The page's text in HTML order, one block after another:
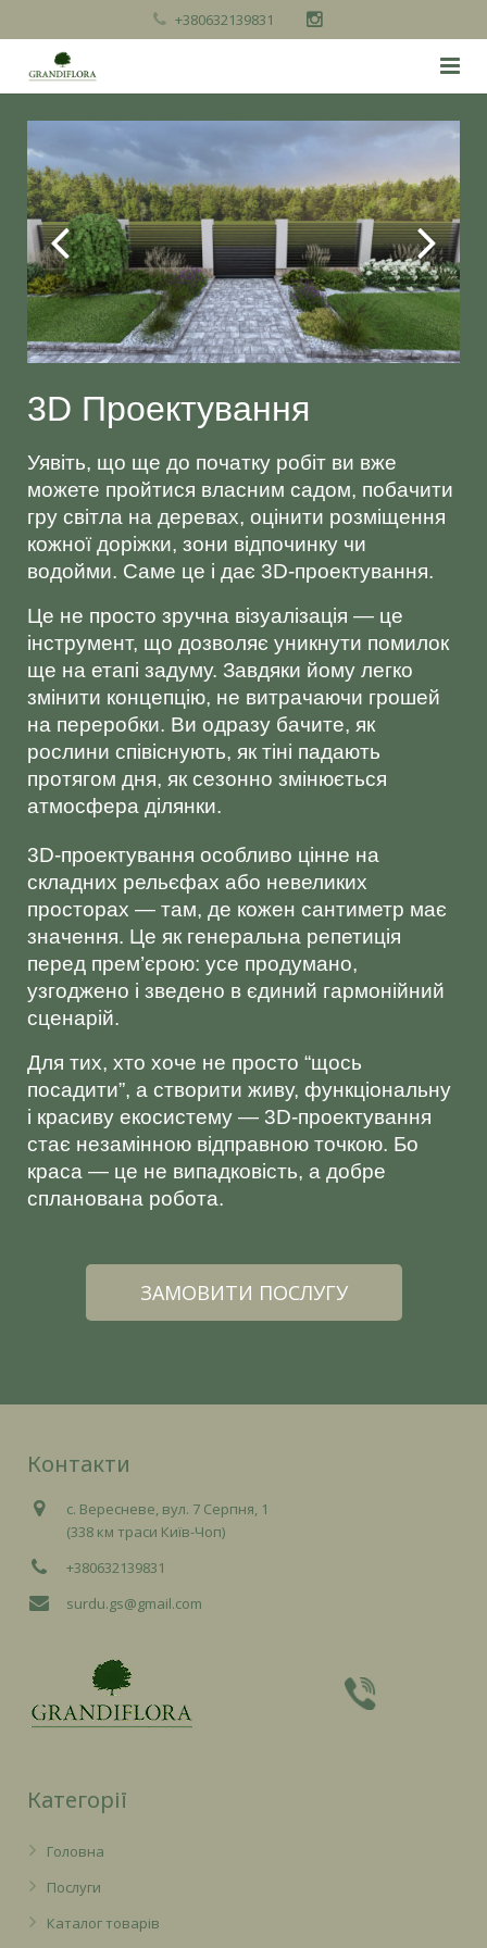
+380632139831
Головна
Послуги
Каталог товарів
Про нас
Контакти
3D Проектування
Уявіть, що ще до початку робіт ви вже
можете пройтися власним садом, побачити
гру світла на деревах, оцінити розміщення
кожної доріжки, зони відпочинку чи
водойми. Саме це і дає 3D-проектування.
Це не просто зручна візуалізація — це
інструмент, що дозволяє уникнути помилок
ще на етапі задуму. Завдяки йому легко
змінити концепцію, не витрачаючи грошей
на переробки. Ви одразу бачите, як
рослини співіснують, як тіні падають
протягом дня, як сезонно змінюється
атмосфера ділянки.
3D-проектування особливо цінне на
складних рельєфах або невеликих
просторах — там, де кожен сантиметр має
значення. Це як генеральна репетиція
перед прем’єрою: усе продумано,
узгоджено і зведено в єдиний гармонійний
сценарій.
Для тих, хто хоче не просто “щось
посадити”, а створити живу, функціональну
і красиву екосистему — 3D-проектування
стає незамінною відправною точкою. Бо
краса — це не випадковість, а добре
спланована робота.
ЗАМОВИТИ ПОСЛУГУ
Контакти
с. Вересневе, вул. 7 Серпня, 1
(338 км траси Київ-Чоп)
+380632139831
surdu.gs@gmail.com
Категорії
Головна
Послуги
Каталог товарів